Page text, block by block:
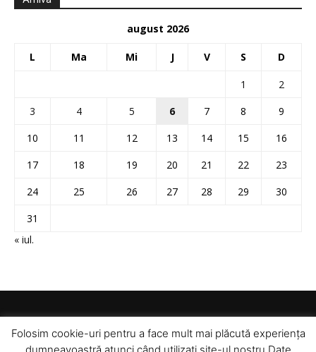
august 2026
L Ma Mi J V S D
1
2
3
4 5 6 7 8
9
10
11 12 13 14 15
16
17
18 19 20 21 22
23
24
25 26 27 28 29
30
31
« iul.
Folosim cookie-uri pentru a face mult mai plăcută experiența
dumneavoastră atunci când utilizați site-ul nostru Date